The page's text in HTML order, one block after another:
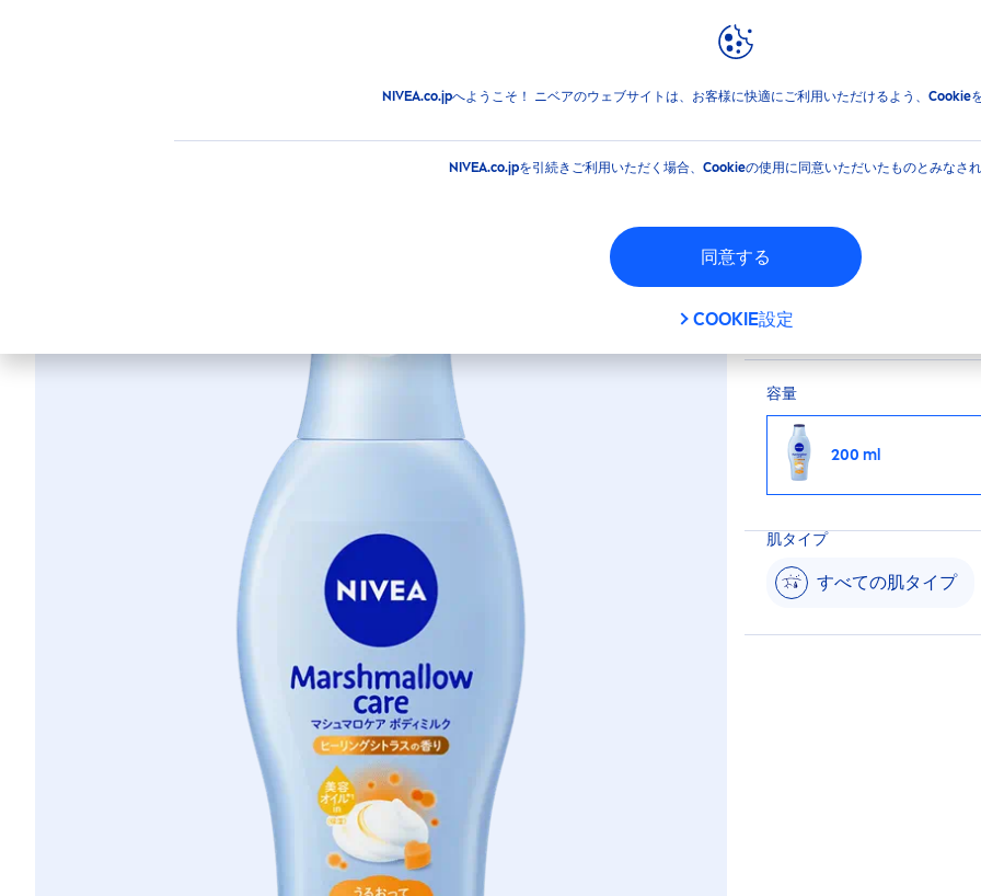
NIVEA.co.jpへようこそ！ ニベアのウェブサイトは、お客様に快適にご利用いただけるよう、Cookie
NIVEA.co.jpを引続きご利用いただく場合、Cookieの使用に同意いただいたものとみなさ
同意する
COOKIE設定
ローション＆ミルク ニベア マシュマロケアボディミルク ヒーリングシトラスの香り
ニベア マシュマロケアボディミルク
美容オイルのとけこん
り与えすべすべでやわ
容量
200 ml
肌タイプ
すべての肌タイプ